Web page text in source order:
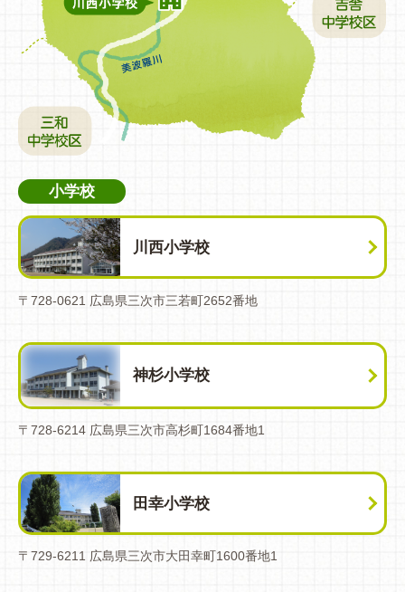
小学校
川西小学校
〒728-0621 広島県三次市三若町2652番地
神杉小学校
〒728-6214 広島県三次市高杉町1684番地1
田幸小学校
〒729-6211 広島県三次市大田幸町1600番地1